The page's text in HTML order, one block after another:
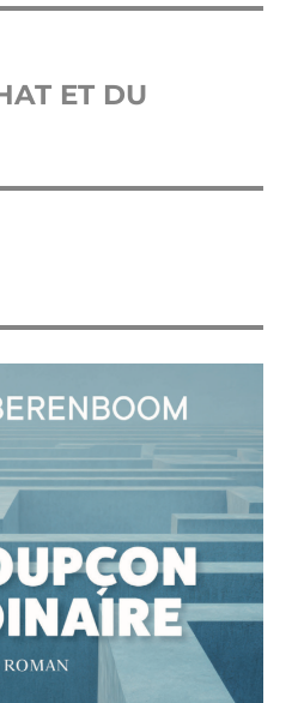
ET DU